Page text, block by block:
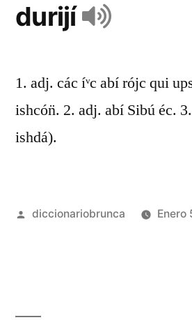
durijí
1. adj. các íᵛc abí rójc qui
ishcón̈. 2. adj. abí Sibú éc.
ishdá).
diccionariobrunca Enero